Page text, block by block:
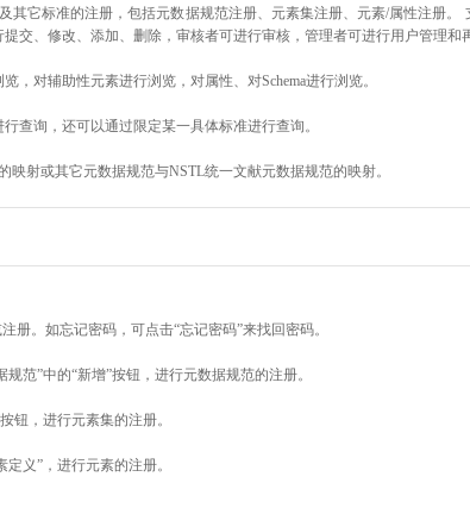
其它标准的注册，包括元数据规范注册、元素集注册、元素/属性注册
交、修改、添加、删除，审核者可进行审核，管理者可进行用户管理和
，对辅助性元素进行浏览，对属性、对Schema进行浏览。
查询，还可以通过限定某一具体标准进行查询。
射或其它元数据规范与NSTL统一文献元数据规范的映射。
册。如忘记密码，可点击“忘记密码”来找回密码。
范”中的“新增”按钮，进行元数据规范的注册。
钮，进行元素集的注册。
义”，进行元素的注册。